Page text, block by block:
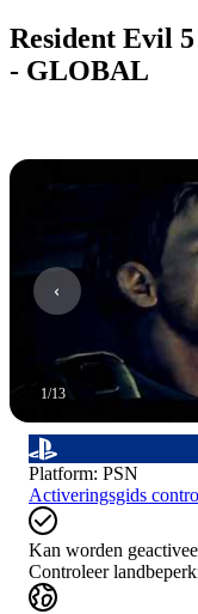
Resident Evil
- GLOBAL
1/13
Platform: PSN
Activeringsgids
Kan worden
Controleer